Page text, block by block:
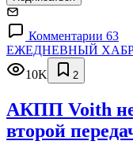
Комментарии 63
ЕЖЕДНЕВНЫЙ ХАБР
10K
2
АКПП Voith
второй